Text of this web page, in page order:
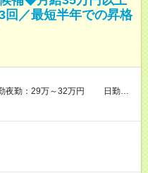
回／最短半年での昇格
勤夜勤：29万～32万円 日勤専
採用時と異なる部分があります。